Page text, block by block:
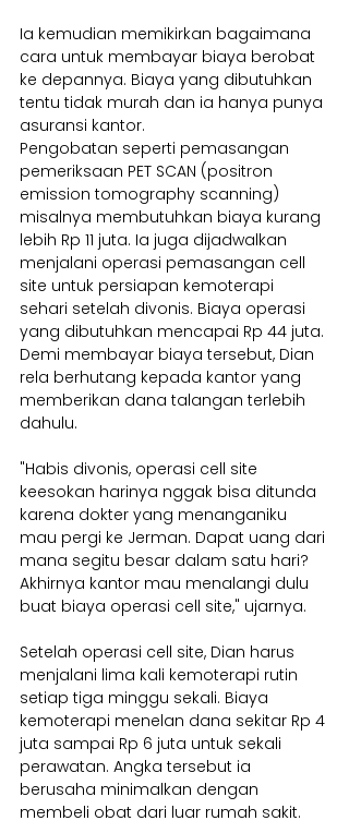
Ia kemudian memikirkan bagaimana
cara untuk membayar biaya berobat
ke depannya. Biaya yang dibutuhkan
tentu tidak murah dan ia hanya punya
asuransi kantor.
Pengobatan seperti pemasangan
pemeriksaan PET SCAN (positron
emission tomography scanning)
misalnya membutuhkan biaya kurang
lebih Rp 11 juta. Ia juga dijadwalkan
menjalani operasi pemasangan cell
site untuk persiapan kemoterapi
sehari setelah divonis. Biaya operasi
yang dibutuhkan mencapai Rp 44 juta.
Demi membayar biaya tersebut, Dian
rela berhutang kepada kantor yang
memberikan dana talangan terlebih
dahulu.
"Habis divonis, operasi cell site
keesokan harinya nggak bisa ditunda
karena dokter yang menanganiku
mau pergi ke Jerman. Dapat uang dari
mana segitu besar dalam satu hari?
Akhirnya kantor mau menalangi dulu
buat biaya operasi cell site," ujarnya.
Setelah operasi cell site, Dian harus
menjalani lima kali kemoterapi rutin
setiap tiga minggu sekali. Biaya
kemoterapi menelan dana sekitar Rp 4
juta sampai Rp 6 juta untuk sekali
perawatan. Angka tersebut ia
berusaha minimalkan dengan
membeli obat dari luar rumah sakit.